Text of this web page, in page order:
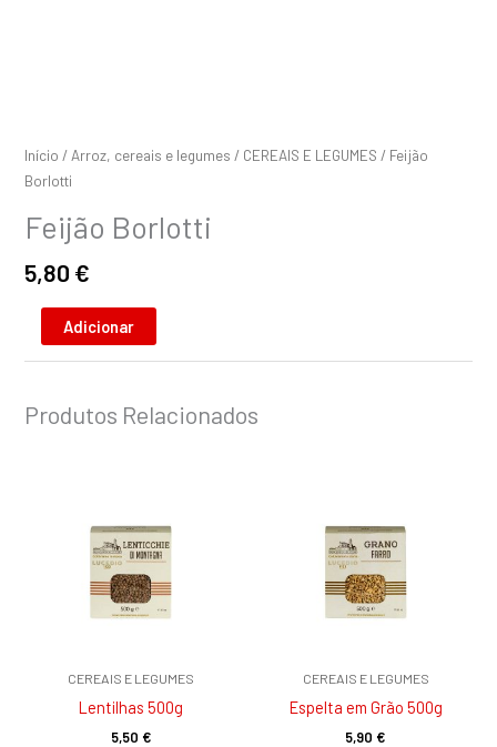
Início / Arroz, cereais e legumes / CEREAIS E LEGUMES / Feijão
Borlotti
Feijão Borlotti
5,80 €
Adicionar
Produtos Relacionados
CEREAIS E LEGUMES
Lentilhas 500g
5,50 €
CEREAIS E LEGUMES
Espelta em Grão 500g
5,90 €